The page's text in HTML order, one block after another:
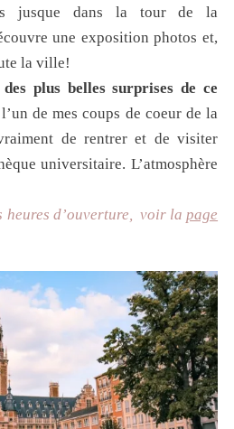
jusque dans la tour de la
une exposition photos et,
la ville!
des plus belles surprises de ce
de mes coups de coeur de la
de rentrer et de visiter
universitaire. L’atmosphère
heures d’ouverture, voir lapage